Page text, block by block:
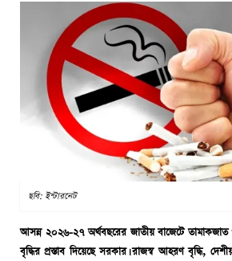
ছবি: ইন্টারনেট
আসন্ন ২০২৬-২৭ অর্থবছরের জাতীয় বাজেটে
বৃদ্ধির প্রস্তাব দিয়েছে সরকার। রাজস্ব আহরণ বৃদ্ধি,